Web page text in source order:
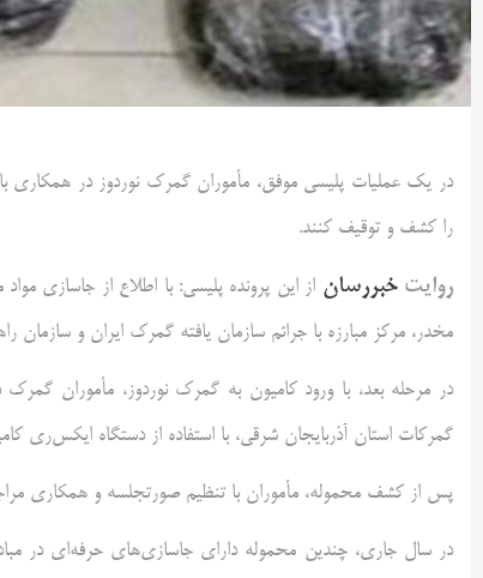
را کشف و توقیف کنند.
روایتخبررسان از این پرونده پلیسی: با اطلاع از جاسازی
مخدر، مرکز مبارزه با جرائم سازمان یافته گمرک ایران و
در مرحله بعد، با ورود کامیون به گمرک نوردوز، مأموران
گمرکات استان آذربایجان شرقی، با استفاده از دستگاه
پس از کشف محموله، مأموران با تنظیم صورتجلسه و همکاری
در سال جاری، چندین محموله دارای جاسازی‌های حرفه‌ای در